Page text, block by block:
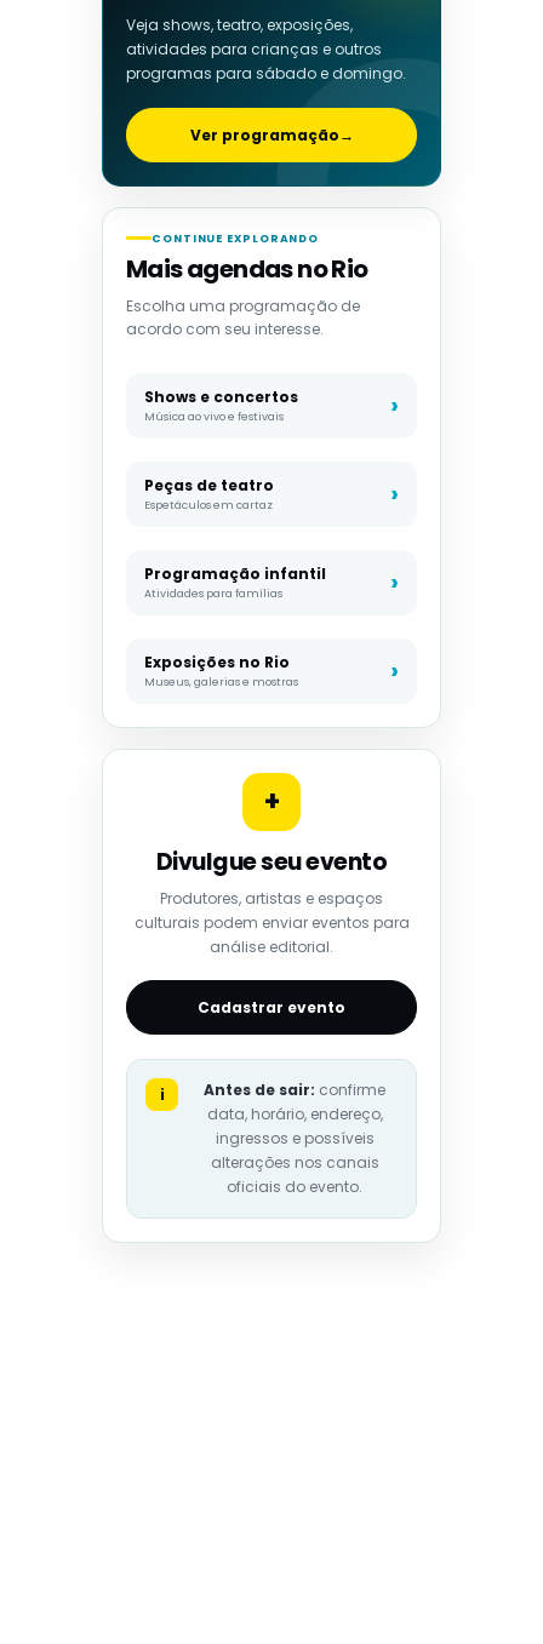
Veja shows, teatro, exposições,
atividades para crianças e outros
programas para sábado e domingo.
Ver programação→
CONTINUE EXPLORANDO
Mais agendas no Rio
Escolha uma programação de
acordo com seu interesse.
Shows e concertos
Música ao vivo e festivais
Peças de teatro
Espetáculos em cartaz
Programação infantil
Atividades para famílias
Exposições no Rio
Museus, galerias e mostras
+
Divulgue seu evento
Produtores, artistas e espaços
culturais podem enviar eventos para
análise editorial.
Cadastrar evento
i Antes de sair: confirme
data, horário, endereço,
ingressos e possíveis
alterações nos canais
oficiais do evento.